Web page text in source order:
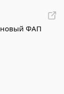
новый ФАП